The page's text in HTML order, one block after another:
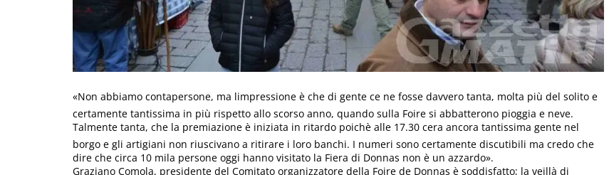
«Non abbiamo contapersone, ma limpressione è che di gente ce ne fosse davvero tanta, molta più del solito e
certamente tantissima in più rispetto allo scorso anno, quando sulla Foire si abbatterono pioggia e neve.
Talmente tanta, che la premiazione è iniziata in ritardo poichè alle 17.30 cera ancora tantissima gente nel
borgo e gli artigiani non riuscivano a ritirare i loro banchi. I numeri sono certamente discutibili ma credo che
dire che circa 10 mila persone oggi hanno visitato la Fiera di Donnas non è un azzardo».
Graziano Comola, presidente del Comitato organizzatore della Foire de Donnas è soddisfatto; la veillà di